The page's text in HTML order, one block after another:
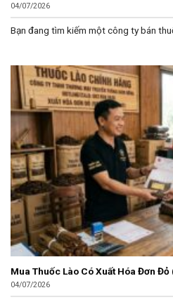
04/07/2026
Bạn đang tìm kiếm một công ty bán
Mua Thuốc Lào Có Xuất Hóa Đơn Đỏ
04/07/2026